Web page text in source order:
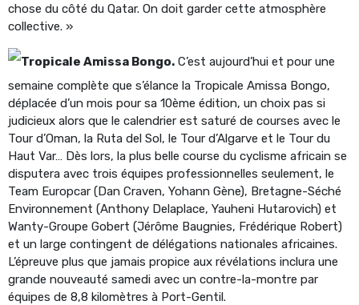
chose du côté du Qatar. On doit garder cette atmosphère
collective. »
Tropicale Amissa Bongo. C’est aujourd’hui et pour une
semaine complète que s’élance la Tropicale Amissa Bongo,
déplacée d’un mois pour sa 10ème édition, un choix pas si
judicieux alors que le calendrier est saturé de courses avec le
Tour d’Oman, la Ruta del Sol, le Tour d’Algarve et le Tour du
Haut Var… Dès lors, la plus belle course du cyclisme africain se
disputera avec trois équipes professionnelles seulement, le
Team Europcar (Dan Craven, Yohann Gène), Bretagne-Séché
Environnement (Anthony Delaplace, Yauheni Hutarovich) et
Wanty-Groupe Gobert (Jérôme Baugnies, Frédérique Robert)
et un large contingent de délégations nationales africaines.
L’épreuve plus que jamais propice aux révélations inclura une
grande nouveauté samedi avec un contre-la-montre par
équipes de 8,8 kilomètres à Port-Gentil.